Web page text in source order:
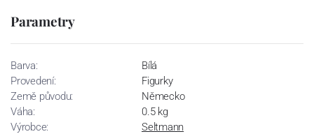
Parametry
Barva:
Bílá
Provedení:
Figurky
Země původu:
Německo
Váha:
0.5 kg
Výrobce:
Seltmann